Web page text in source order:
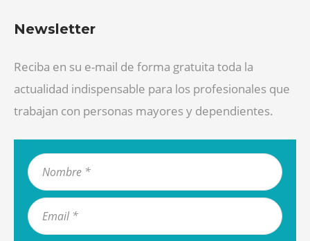
Newsletter
Reciba en su e-mail de forma gratuita toda la
actualidad indispensable para los profesionales que
trabajan con personas mayores y dependientes.